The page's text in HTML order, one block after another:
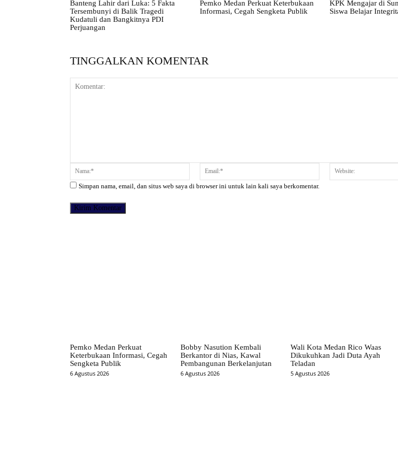
Banteng Lahir dari Luka: 5 Fakta
Tersembunyi di Balik Tragedi
Kudatuli dan Bangkitnya PDI
Perjuangan
Pemko Medan Perkuat Keterbukaan
Informasi, Cegah Sengketa Publik
KPK Mengajar di
Siswa Belajar
TINGGALKAN KOMENTAR
Komentar: Nama:* Email:*
Simpan nama, email, dan situs web saya di browser ini untuk lain kali saya berkomentar.
Pemko Medan Perkuat
Keterbukaan Informasi, Cegah
Sengketa Publik
6 Agustus 2026
Bobby Nasution Kembali
Berkantor di Nias, Kawal
Pembangunan Berkelanjutan
6 Agustus 2026
Wali Kota Medan Rico Waas
Dikukuhkan Jadi Duta Ayah
Teladan
5 Agustus 2026